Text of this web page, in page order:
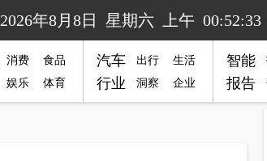
2026年8月8日 星期六 上午 00:52:33
消费 食品
娱乐 体育
汽车 出行 生活
行业 洞察 企业
智能
报告